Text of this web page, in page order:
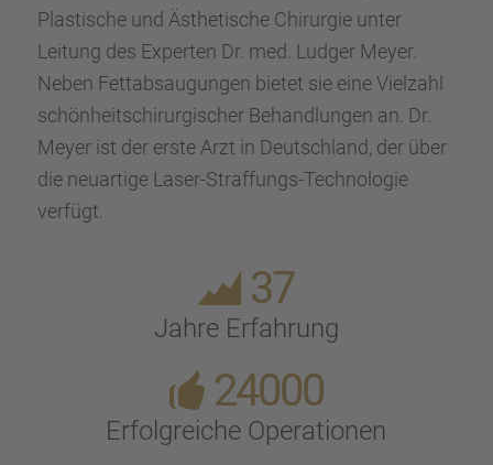
Plasti­sche und Ästhe­ti­sche Chirur­gie unter
Leitung des Exper­ten Dr. med. Ludger Meyer.
Neben Fettab­sau­gun­gen bietet sie eine Vielzahl
schön­heits­chir­ur­gi­scher Behand­lun­gen an. Dr.
Meyer ist der erste Arzt in Deutsch­land, der über
die neuar­tige Laser-Straf­fungs-Techno­lo­gie
verfügt.
37
Jahre Erfah­rung
24000
Erfolg­rei­che Opera­tio­nen